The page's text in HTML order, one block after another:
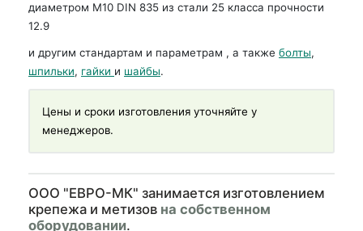
диаметром М10 DIN 835 из стали 25 класса прочности
12.9
и другим стандартам и параметрам , а также болты,
шпильки, гайки и шайбы.
Цены и сроки изготовления уточняйте у
менеджеров.
OOO "ЕВРО-МК" занимается изготовлением
крепежа и метизов на собственном
оборудовании.